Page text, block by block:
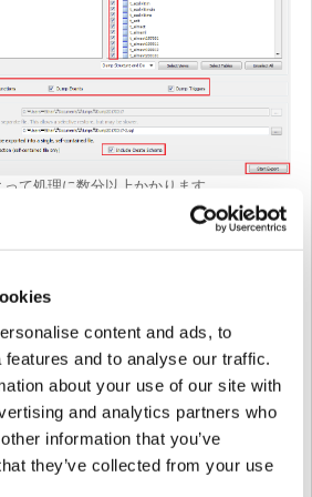
content and ads, to
and to analyse our traffic.
about your use of our site with
and analytics partners who
information that you’ve
they’ve collected from your use
て処理に数分以上かかります。
場合は Include Create Schemaを除外してく
の更新により、以下に関連するエラーが発
in
(1109)"